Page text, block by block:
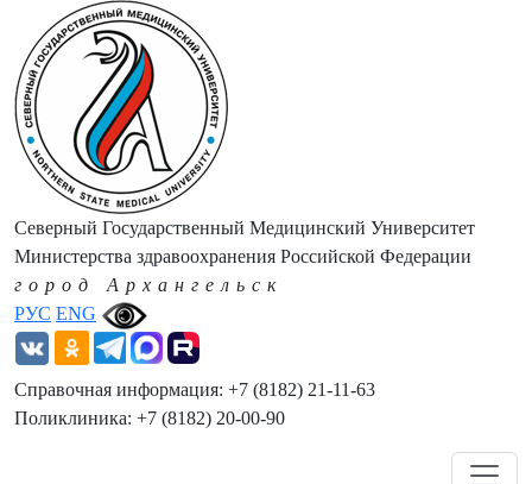
РУС ENG
Северный Государственный Медицинский Университет
Министерства здравоохранения Российской Федерации
город Архангельск
Справочная информация: +7 (8182) 21-11-63
Поликлиника: +7 (8182) 20-00-90